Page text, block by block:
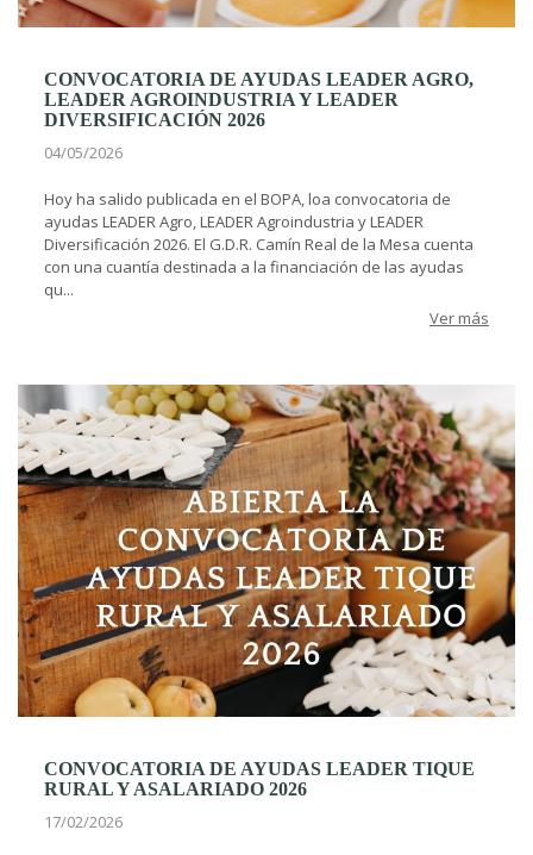
CONVOCATORIA DE AYUDAS LEADER AGRO,
LEADER AGROINDUSTRIA Y LEADER
DIVERSIFICACIÓN 2026
04/05/2026
Hoy ha salido publicada en el BOPA, loa convocatoria de
ayudas LEADER Agro, LEADER Agroindustria y LEADER
Diversificación 2026. El G.D.R. Camín Real de la Mesa cuenta
con una cuantía destinada a la financiación de las ayudas
qu...
Ver más
CONVOCATORIA DE AYUDAS LEADER TIQUE
RURAL Y ASALARIADO 2026
17/02/2026